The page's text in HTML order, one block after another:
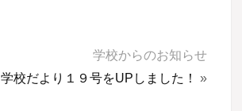
学校からのお知らせ
学校だより１９号をUPしました！ »